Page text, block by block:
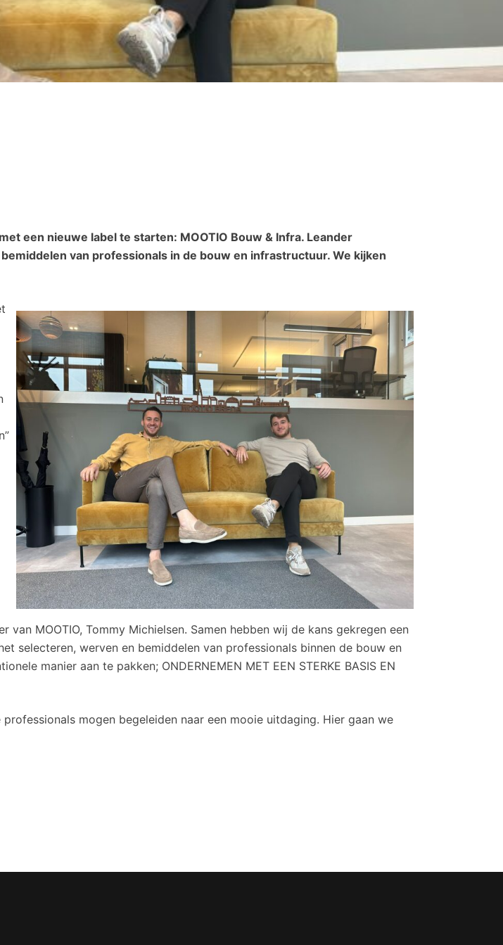
een nieuwe label te starten: MOOTIO Bouw & Infra. Leander
van professionals in de bouw en infrastructuur. We kijken
MOOTIO, Tommy Michielsen. Samen hebben wij de kans gekregen een
selecteren, werven en bemiddelen van professionals binnen de bouw en
manier aan te pakken; ONDERNEMEN MET EEN STERKE BASIS EN
mogen begeleiden naar een mooie uitdaging. Hier gaan we